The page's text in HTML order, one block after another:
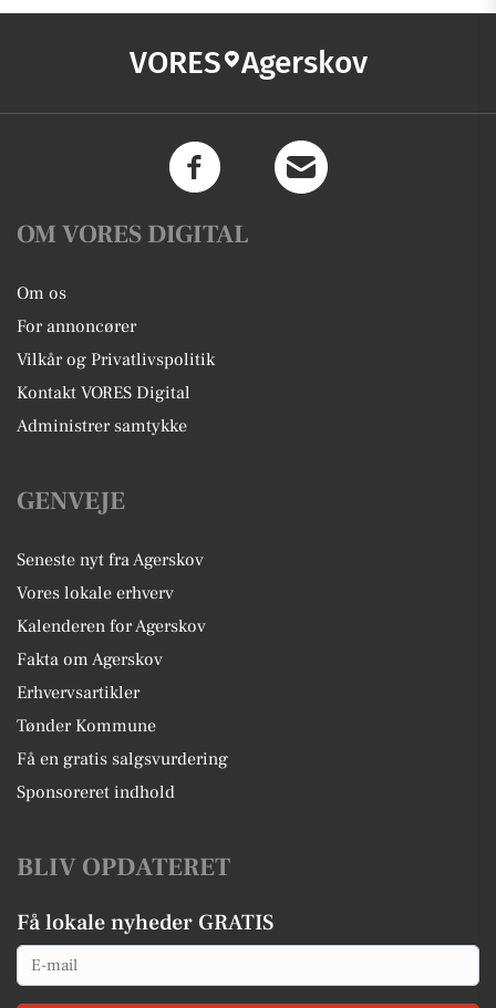
VORES Agerskov
OM VORES DIGITAL
Om os
For annoncører
Vilkår og Privatlivspolitik
Kontakt VORES Digital
Administrer samtykke
GENVEJE
Seneste nyt fra Agerskov
Vores lokale erhverv
Kalenderen for Agerskov
Fakta om Agerskov
Erhvervsartikler
Tønder Kommune
Få en gratis salgsvurdering
Sponsoreret indhold
BLIV OPDATERET
Få lokale nyheder GRATIS
Email